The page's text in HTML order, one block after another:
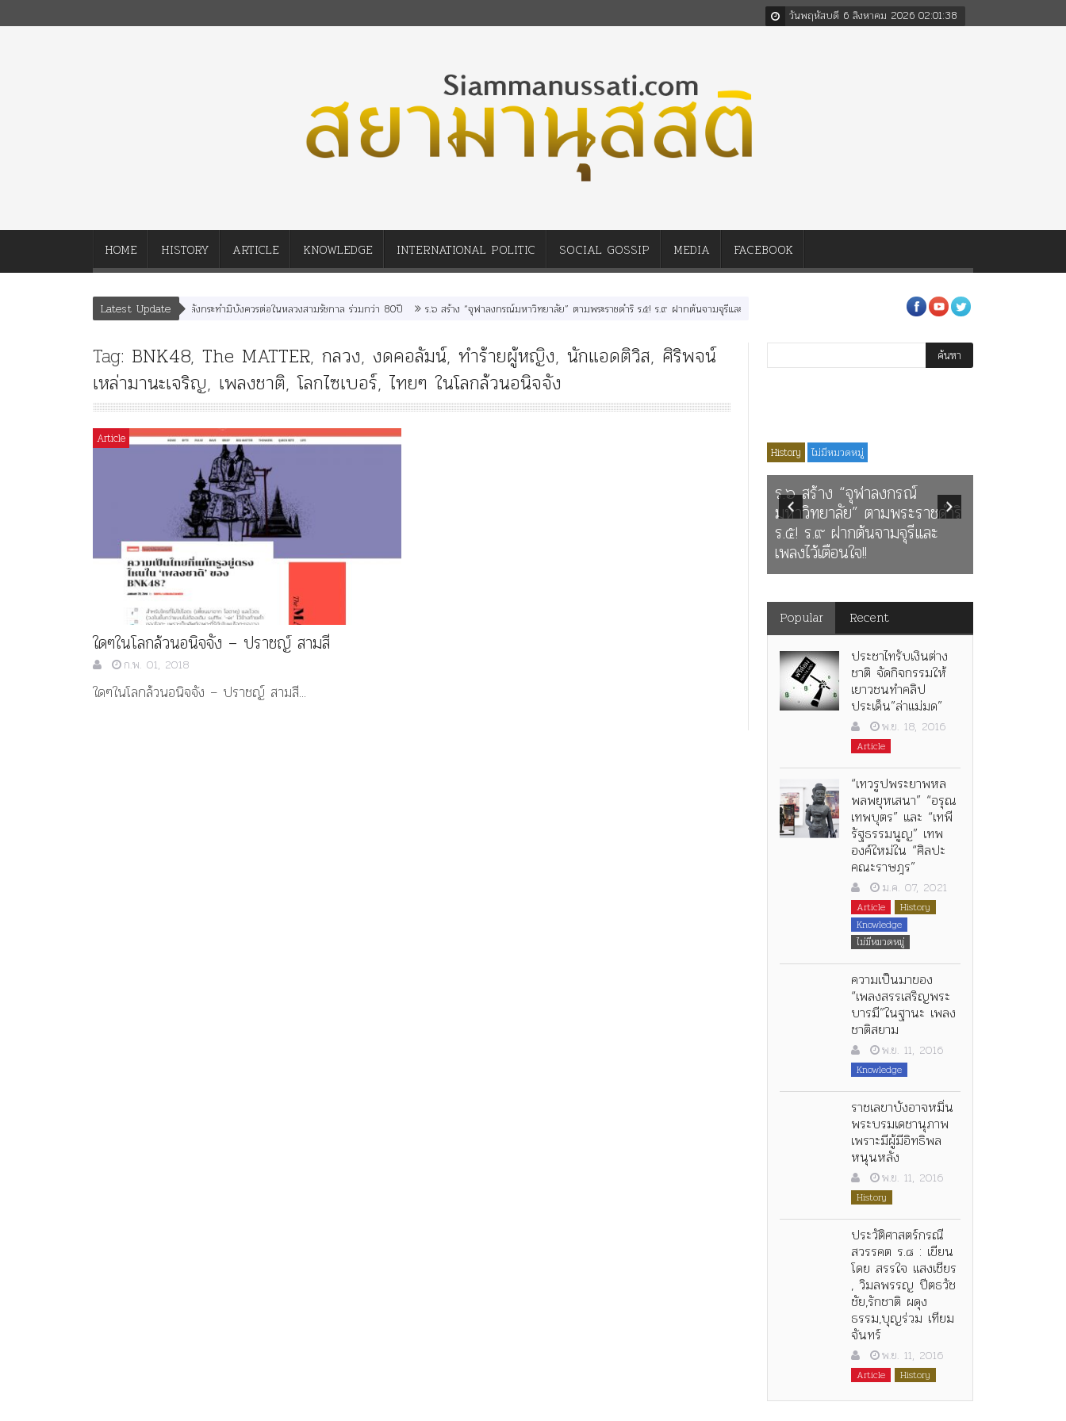
วันพฤหัสบดี 6 สิงหาคม 2026 02:01:38
HOME HISTORY ARTICLE KNOWLEDGE INTERNATIONAL POLITIC SOCIAL GOSSIP MEDIA FACEBOOK
Latest Update
คำสารภาพของอดีตคณะราษฎร หลังกระทำมิบังควรต่อในหลวงสามรัชกาล ร่วมกว่า 80ปี ร.๖ สร้าง “จุฬาลงกรณ์มหาวิทยาลัย” ตามพระราชดำริ ร.๕! ร.๙ ฝากต้นจามจุรีและเพลงไว้เตือนใจ!! นางในวรรณคดี พระราชนิพนธ์ในพระบาทสมเด็จพระมงกุฎเกล้า
Tag: BNK48, The MATTER, กลวง, งดคอลัมน์, ทำร้ายผู้หญิง, นักแอดติวิส, ศิริพจน์
เหล่ามานะเจริญ, เพลงชาติ,โลกไซเบอร์, ไทยๆ ในโลกล้วนอนิจจัง
Article
ใดๆในโลกล้วนอนิจจัง – ปราชญ์ สามสี
ก.พ. 01, 2018
ใดๆในโลกล้วนอนิจจัง – ปราชญ์ สามสี...
History Knowledge
“เทวรูปพระยาพหลพล
พยุหเสนา” “อรุณเทพบุตร”
และ “เทพีรัฐธรรมนูญ” เทพ
องค์ใหม่ใน “ศิลปะคณะ
ราษฎร” หลังพระ
History ไม่มีหมวดหมู่
ร.๖ สร้าง “จุฬาลงกรณ์
มหาวิทยาลัย” ตามพระราชดำริ
ร.๕! ร.๙ ฝากต้นจามจุรีและ
เพลงไว้เตือนใจ!!
Popular Recent
ประชาไทรับเงินต่าง
ชาติ จัดกิจกรรมให้
เยาวชนทำคลิป
ประเด็น”ล่าแม่มด”
พ.ย. 18, 2016
Article
“เทวรูปพระยาพหล
พลพยุหเสนา” “อรุณ
เทพบุตร” และ “เทพี
รัฐธรรมนูญ” เทพ
องค์ใหม่ใน “ศิลปะ
คณะราษฎร”
ม.ค. 07, 2021
Article
History
Knowledge
ไม่มีหมวดหมู่
ความเป็นมาของ
“เพลงสรรเสริญพระ
บารมี”ในฐานะ เพลง
ชาติสยาม
พ.ย. 11, 2016
Knowledge
ราชเลขาบังอาจหมิ่น
พระบรมเดชานุภาพ
เพราะมีผู้มีอิทธิพล
หนุนหลัง
พ.ย. 11, 2016
History
ประวัติศาสตร์กรณี
สวรรคต ร.๘ : เขียน
โดย สรรใจ แสงเชียร
, วิมลพรรญ ปีตธวัช
ชัย,รักชาติ ผดุง
ธรรม,บุญร่วม เทียม
จันทร์
พ.ย. 11, 2016
Article History